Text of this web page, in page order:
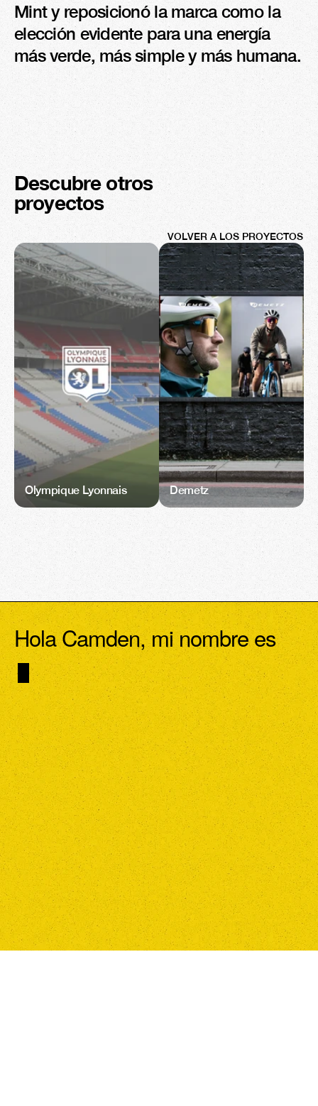
Mint y reposicionó la marca como la
elección evidente para una energía
más verde, más simple y más humana.
Descubre otros
proyectos
VOLVER A LOS PROYECTOS
Olympique Lyonnais Demetz
Hola Camden, mi nombre es